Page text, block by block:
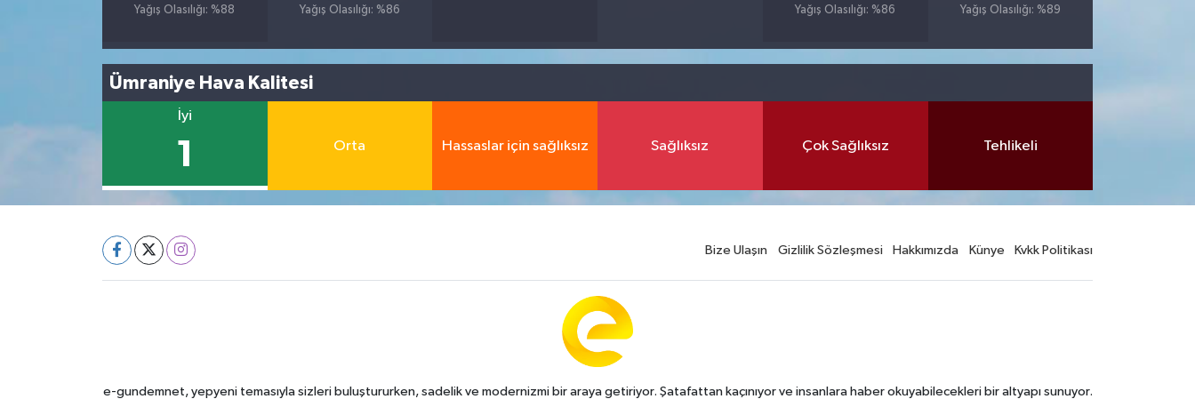
Yağış Olasılığı: %88
Yağış Olasılığı: %86
Yağış Olasılığı: %86
Yağış Olasılığı: %89
Ümraniye Hava Kalitesi
İyi
1 Orta Hassaslar için sağlıksız Sağlıksız Çok Sağlıksız Tehlikeli
Bize Ulaşın Gizlilik Sözleşmesi Hakkımızda Künye Kvkk Politikası
e-gundemnet, yepyeni temasıyla sizleri buluştururken, sadelik ve modernizmi bir araya getiriyor. Şatafattan kaçınıyor ve insanlara haber okuyabilecekleri bir altyapı sunuyor.